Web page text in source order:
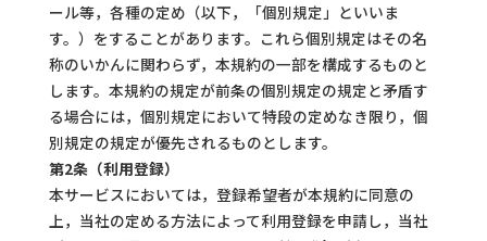
ール等，各種の定め（以下，「個別規定」といいま
す。）をすることがあります。これら個別規定はその名
称のいかんに関わらず，本規約の一部を構成するものと
します。本規約の規定が前条の個別規定の規定と矛盾す
る場合には，個別規定において特段の定めなき限り，個
別規定の規定が優先されるものとします。
第2条（利用登録）
本サービスにおいては，登録希望者が本規約に同意の
上，当社の定める方法によって利用登録を申請し，当社